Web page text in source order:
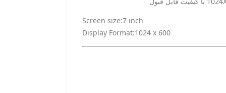
Screen size:7 inch
Display Format:1024 x 600